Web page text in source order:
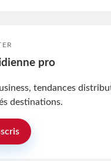
pro
tendances
destinations.